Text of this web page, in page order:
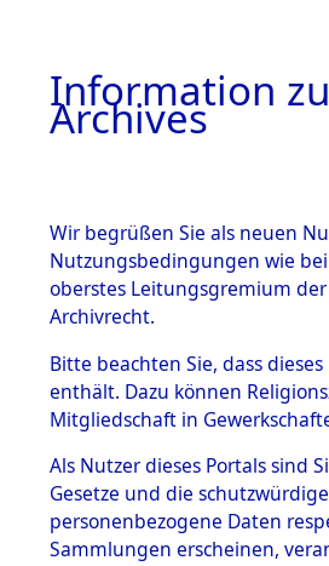
BESTÄNDE
1.
mente
5. Verschiedenes
5.3
Todesmärsche
Information
Archives
Wir begrüßen Sie als neuen
Nutzungsbedingungen wie
oberstes Leitungsgremium
Archivrecht.
Bitte beachten Sie, dass
enthält. Dazu können
Mitgliedschaft in
Als Nutzer dieses Portals sind
Gesetze und die
personenbezogene Daten
Sammlungen erscheinen,